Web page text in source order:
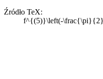
Źródło TeX:
f^{(5)}\left(-\frac{\pi}{2}